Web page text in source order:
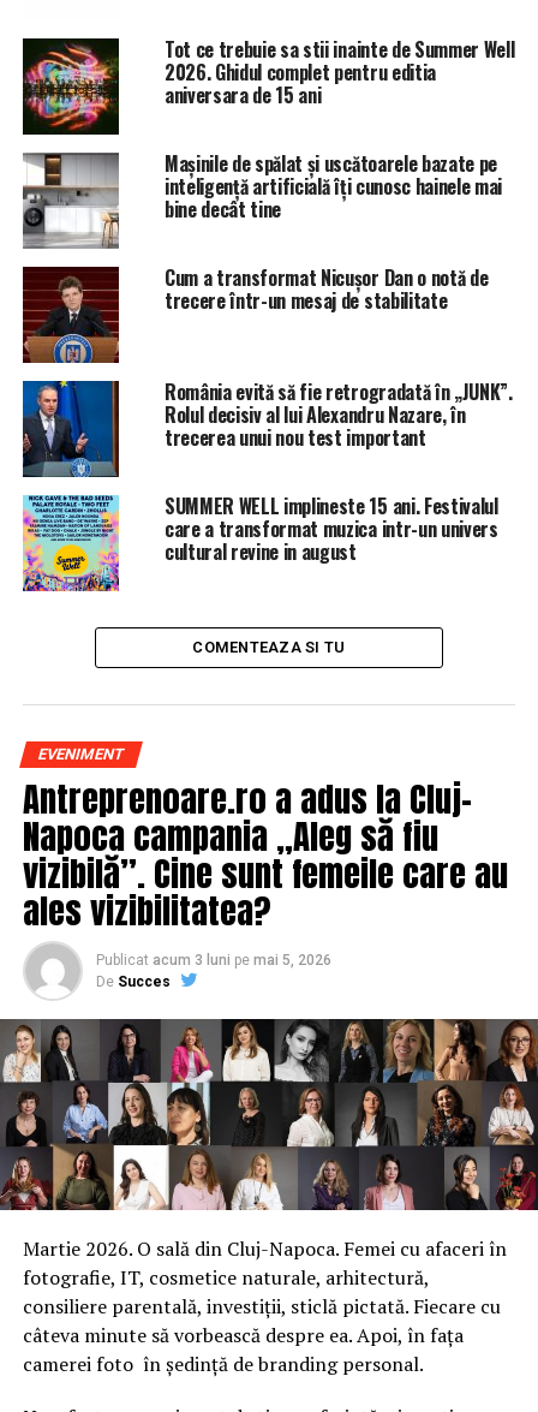
şi a adversarilor prin atitudine. Dacă Roxana face tot ce
îi stă în putere să motiveze Faimoşii în continuare,
Diana pare că şi-a câştigat, încă de la prima apariţie,
admiraţia băieţilor din ambele echipe.”, transmite un
comunicat al televiziunii
Kanal D s-a situat aseară pe locul al doilea în topul
audienţelor, pe toate categoriile urmărite.
Competiţie plină de răsturnări de situaţie şi surprize,
intrat în concurs două noi concurente – Roxana Vancea,
în echipa Faimosilor, şi Diana Sentes, în cea a
Războinicilor, ambele antrenoare de fitness, pasionate
Pe Roxana Vancea telespectatorii au mai avut ocazia să o
această făcându-se remarcată prin modul tranşant în
care îşi spune părerea. Ambele fete s-au descurcat
foarte bine pentru prima confruntare cu traseele dificile
şi deja au atras atenţia coechipierilor, dar şi a
adversarilor prin atitudine. Dacă Roxana face tot ce îi
stă în putere să motiveze Faimoşii în continuare, Diana
pare că şi-a câştigat, încă de la prima apariţie, admiraţia
băieţilor din ambele echipe.
Bătălia strânsă de aseară
a plasat Kanal D pe locul
doi în audienţe, pe toate
targeturile monitorizate.
Astfel, pe Comercial, Kanal
D a înregistrat 4,0%
Rating şi 13,2% cota de
piaţă, pe Naţional, 5,7%
Rating şi 15,2% cota de
Tot ce trebuie sa stii inainte de Summer Well
2026. Ghidul complet pentru editia
aniversara de 15 ani
Mașinile de spălat și uscătoarele bazate pe
inteligență artificială îți cunosc hainele mai
bine decât tine
Cum a transformat Nicușor Dan o notă de
trecere într-un mesaj de stabilitate
România evită să fie retrogradată în „JUNK”.
Rolul decisiv al lui Alexandru Nazare, în
trecerea unui nou test important
SUMMER WELL implineste 15 ani. Festivalul
care a transformat muzica intr-un univers
cultural revine in august
COMENTEAZA SI TU
EVENIMENT
Antreprenoare.ro a adus la Cluj-
Napoca campania „Aleg să fiu
vizibilă”. Cine sunt femeile care au
ales vizibilitatea?
Publicat acum 3 luni pe mai 5, 2026
De Succes
Martie 2026. O sală din Cluj-Napoca. Femei cu afaceri în
fotografie, IT, cosmetice naturale, arhitectură,
consiliere parentală, investiții, sticlă pictată. Fiecare cu
câteva minute să vorbească despre ea. Apoi, în fața
camerei foto în ședință de branding personal.